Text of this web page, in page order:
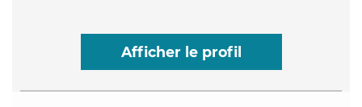
Afficher le profil